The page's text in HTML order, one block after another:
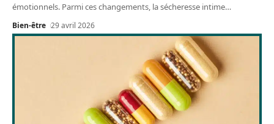
émotionnels. Parmi ces changements, la sécheresse intime…
Bien-être 29 avril 2026